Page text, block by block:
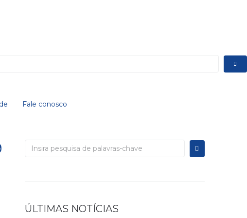
Fale conosco
Procurar:
ÚLTIMAS NOTÍCIAS